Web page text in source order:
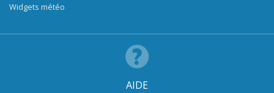
Widgets météo
AIDE